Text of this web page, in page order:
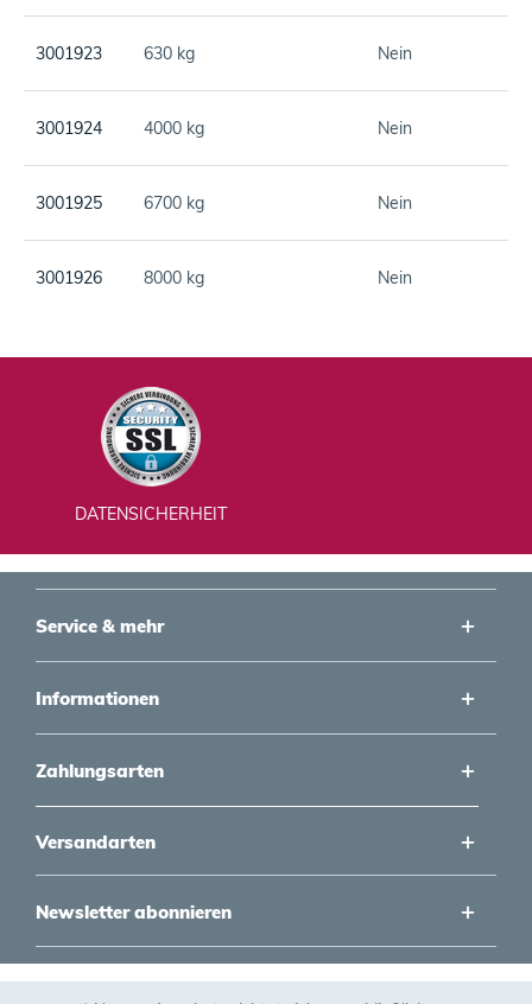
3001923 630 kg Nein
3001924 4000 kg Nein
3001925 6700 kg Nein
3001926 8000 kg Nein
DATENSICHERHEIT
Service & mehr
Informationen
Zahlungsarten
Versandarten
Newsletter abonnieren